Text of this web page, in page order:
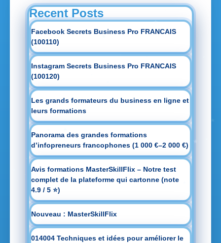
Recent Posts
Facebook Secrets Business Pro FRANCAIS
(100110)
Instagram Secrets Business Pro FRANCAIS
(100120)
Les grands formateurs du business en ligne et
leurs formations
Panorama des grandes formations
d’infopreneurs francophones (1 000 €–2 000 €)
Avis formations MasterSkillFlix – Notre test
complet de la plateforme qui cartonne (note
4.9 / 5 ⭐)
Nouveau : MasterSkillFlix
014004 Techniques et idées pour améliorer le